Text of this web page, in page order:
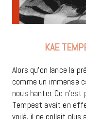
KAE
Alors qu’on lance la
comme un immense
nous hanter. Ce n’est
Tempest avait en
voilà, il ne collait plus